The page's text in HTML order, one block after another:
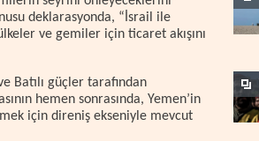
deklarasyonda, “İsrail ile
ve gemiler için ticaret akışını
Batılı güçler tarafından
hemen sonrasında, Yemen’in
için direniş ekseniyle mevcut